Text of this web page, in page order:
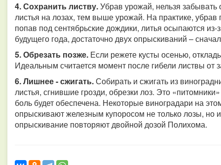
4. Сохранить листву.Убрав урожай, нельзя
листья на лозах, тем выше урожай. На практике, убрав
попав под сентябрьские дождики, литья осыпаются
будущего года, достаточно двух опрыскиваний –
5. Обрезать позже. Если режете кусты осенью,
Идеальным считается момент после гибели листвы от
6. Лишнее - сжигать.Собирать и сжигать из
листья, сгнившие грозди, обрезки лоз. Это
боль будет обеспечена. Некоторые виноградари на
опрыскивают железным купоросом не только лозы, но
опрыскивание повторяют двойной дозой Полихома.